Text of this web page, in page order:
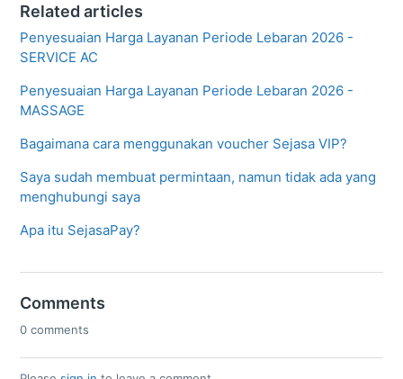
Related articles
Penyesuaian Harga Layanan Periode Lebaran 2026 -
SERVICE AC
Penyesuaian Harga Layanan Periode Lebaran 2026 -
MASSAGE
Bagaimana cara menggunakan voucher Sejasa VIP?
Saya sudah membuat permintaan, namun tidak ada yang
menghubungi saya
Apa itu SejasaPay?
Comments
0 comments